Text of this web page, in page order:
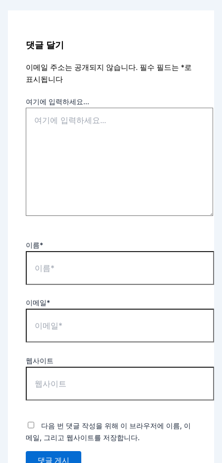
댓글 달기
이메일 주소는 공개되지 않습니다. 필수 필드는 *로
표시됩니다
여기에 입력하세요...
이름*
이메일*
웹사이트
다음 번 댓글 작성을 위해 이 브라우저에 이름, 이
메일, 그리고 웹사이트를 저장합니다.